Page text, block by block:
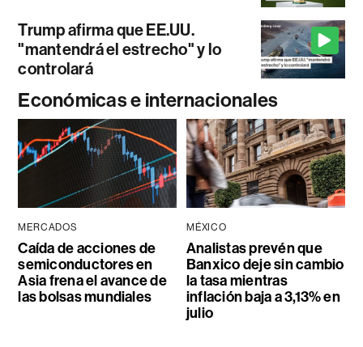
Trump afirma que EE.UU.
"mantendrá el estrecho" y lo
controlará
Económicas e internacionales
MERCADOS
Caída de acciones de
semiconductores en
Asia frena el avance de
las bolsas mundiales
MÉXICO
Analistas prevén que
Banxico deje sin cambio
la tasa mientras
inflación baja a 3,13% en
julio